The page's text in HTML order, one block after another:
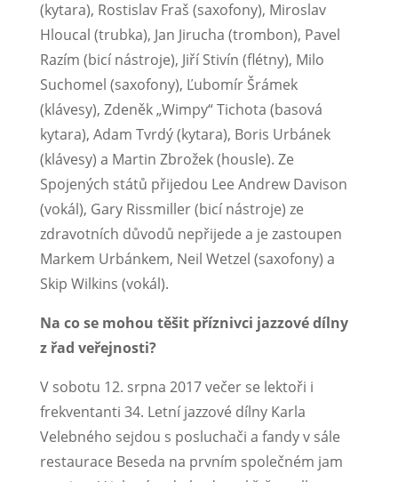
(kytara), Rostislav Fraš (saxofony), Miroslav
Hloucal (trubka), Jan Jirucha (trombon), Pavel
Razím (bicí nástroje), Jiří Stivín (flétny), Milo
Suchomel (saxofony), Ľubomír Šrámek
(klávesy), Zdeněk „Wimpy“ Tichota (basová
kytara), Adam Tvrdý (kytara), Boris Urbánek
(klávesy) a Martin Zbrožek (housle). Ze
Spojených států přijedou Lee Andrew Davison
(vokál), Gary Rissmiller (bicí nástroje) ze
zdravotních důvodů nepřijede a je zastoupen
Markem Urbánkem, Neil Wetzel (saxofony) a
Skip Wilkins (vokál).
Na co se mohou těšit příznivci jazzové dílny
z řad veřejnosti?
V sobotu 12. srpna 2017 večer se lektoři i
frekventanti 34. Letní jazzové dílny Karla
Velebného sejdou s posluchači a fandy v sále
restaurace Beseda na prvním společném jam